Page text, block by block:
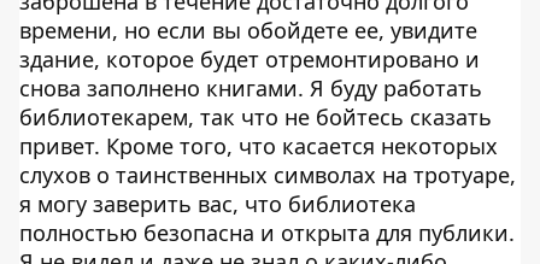
времени, но если вы обойдете ее, увидите
здание, которое будет отремонтировано и
снова заполнено книгами. Я буду работать
библиотекарем, так что не бойтесь сказать
привет. Кроме того, что касается некоторых
слухов о таинственных символах на тротуаре,
я могу заверить вас, что библиотека
полностью безопасна и открыта для публики.